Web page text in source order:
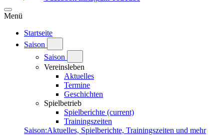
Menü
Startseite
Saison
Saison
Vereinsleben
Aktuelles
Termine
Geschichten
Spielbetrieb
Spielberichte (current)
Trainingszeiten
Saison:Aktuelles, Spielberichte, Trainingszeiten und mehr